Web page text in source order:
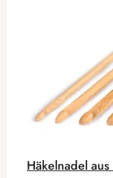
Häkelnadel aus